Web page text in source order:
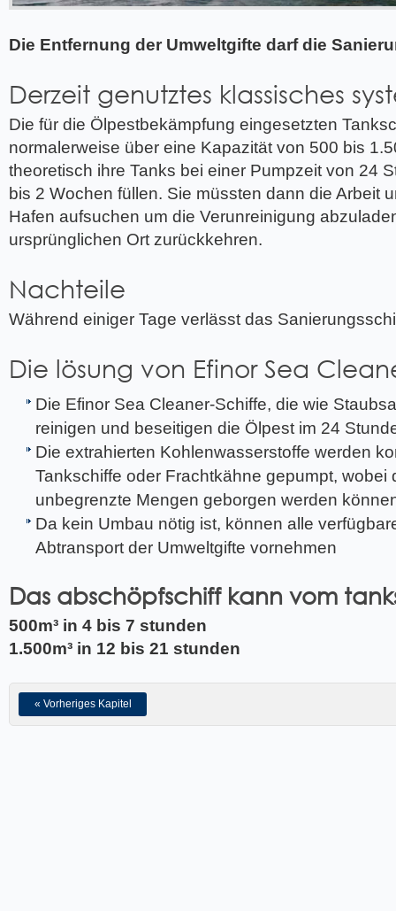
Die Entfernung der Umweltgifte darf die
Derzeit genutztes klassisches
Die für die Ölpestbekämpfung eingesetzten
normalerweise über eine Kapazität von 500 bis
theoretisch ihre Tanks bei einer Pumpzeit von 24
bis 2 Wochen füllen. Sie müssten dann die Arbeit
Hafen aufsuchen um die Verunreinigung
ursprünglichen Ort zurückkehren.
Nachteile
Während einiger Tage verlässt das
Die lösung von Efinor Sea
Die Efinor Sea Cleaner-Schiffe, die wie
reinigen und beseitigen die Ölpest im 24
Die extrahierten Kohlenwasserstoffe werden
Tankschiffe oder Frachtkähne gepumpt, wobei
unbegrenzte Mengen geborgen werden
Da kein Umbau nötig ist, können alle
Abtransport der Umweltgifte vornehmen
Das abschöpfschiff kann vom
500m³ in 4 bis 7 stunden
1.500m³ in 12 bis 21 stunden
« Vorheriges Kapitel